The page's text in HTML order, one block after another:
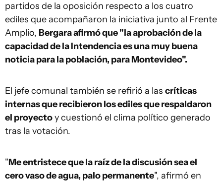
partidos de la oposición respecto a los cuatro
ediles que acompañaron la iniciativa junto al Frente
Amplio, Bergara afirmó que "la aprobación de la
capacidad de la Intendencia es una muy buena
noticia para la población, para Montevideo".
El jefe comunal también se refirió a las críticas
internas que recibieron los ediles que respaldaron
el proyectoy cuestionó el clima político generado
tras la votación.
"Me entristece que la raíz de la discusión sea el
cero vaso de agua, palo permanente", afirmó en